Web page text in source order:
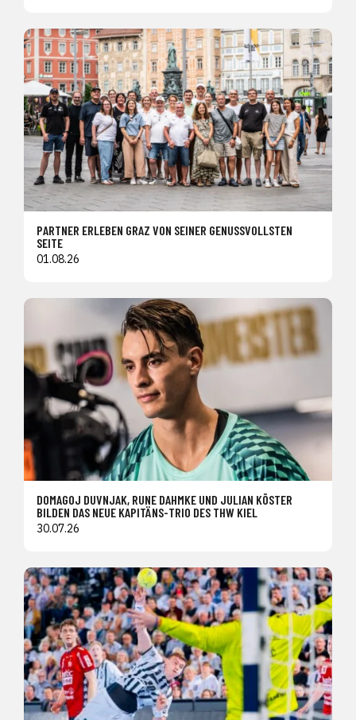
PARTNER ERLEBEN GRAZ VON SEINER GENUSSVOLLSTEN
SEITE
01.08.26
DOMAGOJ DUVNJAK, RUNE DAHMKE UND JULIAN KÖSTER
BILDEN DAS NEUE KAPITÄNS-TRIO DES THW KIEL
30.07.26